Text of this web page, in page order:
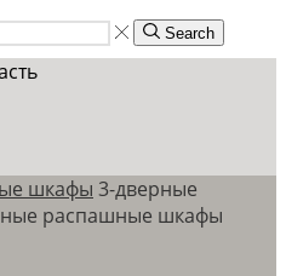
Search
шкафы 3-дверные
распашные шкафы